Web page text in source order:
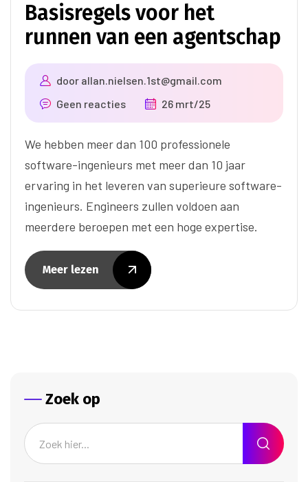
Basisregels voor het
runnen van een agentschap
door allan.nielsen.1st@gmail.com
Geen reacties
26 mrt/25
We hebben meer dan 100 professionele
software-ingenieurs met meer dan 10 jaar
ervaring in het leveren van superieure software-
ingenieurs. Engineers zullen voldoen aan
meerdere beroepen met een hoge expertise.
Meer lezen
Zoek op